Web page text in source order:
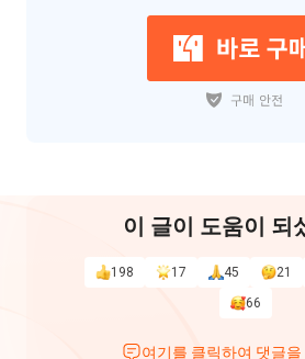
이 글이 도움이 되
198 17 45 21
66
여기를 클릭하여 댓글을